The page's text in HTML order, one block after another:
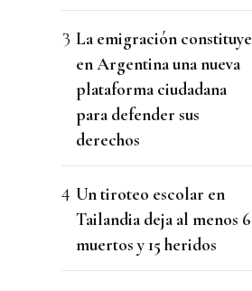
La emigración constituye
en Argentina una nueva
plataforma ciudadana
para defender sus
derechos
Un tiroteo escolar en
Tailandia deja al menos 6
muertos y 15 heridos